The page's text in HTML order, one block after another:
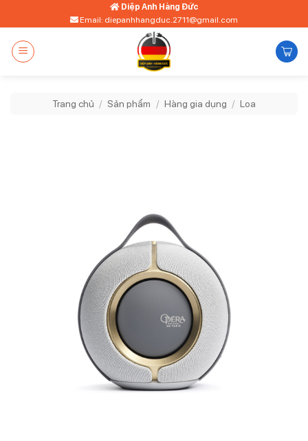
qua
dung
Diệp Anh Hàng Đức
Email: diepanhhangduc.2711@gmail.com
Trang chủ / Sản phẩm / Hàng gia dụng / Loa